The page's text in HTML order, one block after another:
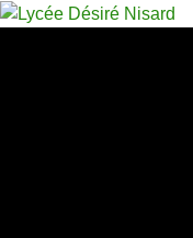
Aller